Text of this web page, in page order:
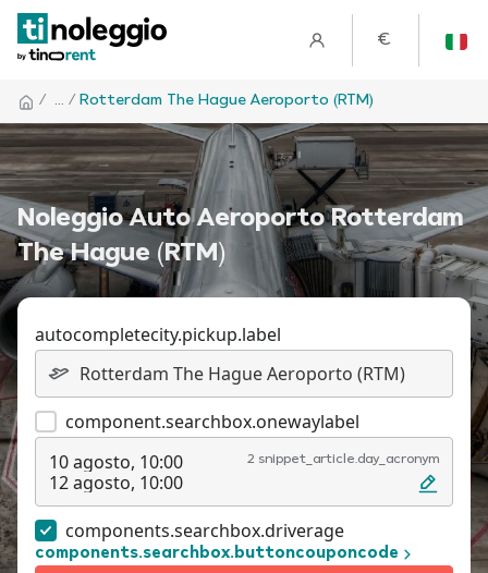
€
/ ... / Rotterdam The Hague Aeroporto (RTM)
Noleggio Auto Aeroporto Rotterdam
The Hague (RTM)
autocompletecity.pickup.label
component.searchbox.onewaylabel
10 agosto, 10:00
12 agosto, 10:00
2 snippet_article.day_acronym
components.searchbox.driverage
components.searchbox.buttoncouponcode